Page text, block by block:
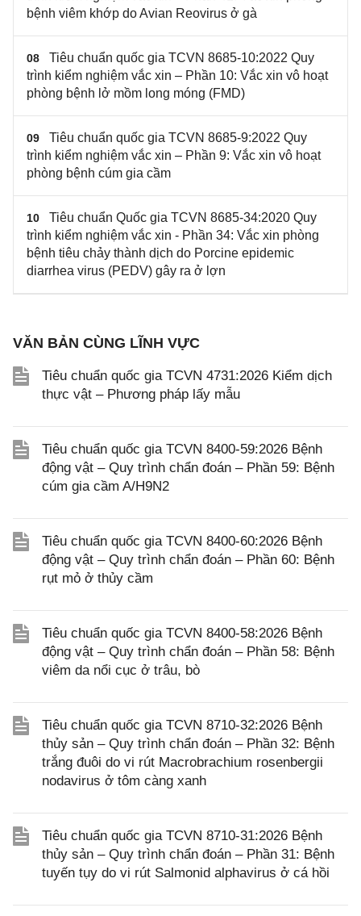
bệnh viêm khớp do Avian Reovirus ở gà
08
Tiêu chuẩn quốc gia TCVN 8685-10:2022 Quy
trình kiểm nghiệm vắc xin – Phần 10: Vắc xin vô hoạt
phòng bệnh lở mồm long móng (FMD)
09
Tiêu chuẩn quốc gia TCVN 8685-9:2022 Quy
trình kiểm nghiệm vắc xin – Phần 9: Vắc xin vô hoạt
phòng bệnh cúm gia cầm
10
Tiêu chuẩn Quốc gia TCVN 8685-34:2020 Quy
trình kiểm nghiệm vắc xin - Phần 34: Vắc xin phòng
bệnh tiêu chảy thành dịch do Porcine epidemic
diarrhea virus (PEDV) gây ra ở lợn
VĂN BẢN CÙNG LĨNH VỰC
Tiêu chuẩn quốc gia TCVN 4731:2026 Kiểm dịch
thực vật – Phương pháp lấy mẫu
Tiêu chuẩn quốc gia TCVN 8400-59:2026 Bệnh
động vật – Quy trình chẩn đoán – Phần 59: Bệnh
cúm gia cầm A/H9N2
Tiêu chuẩn quốc gia TCVN 8400-60:2026 Bệnh
động vật – Quy trình chẩn đoán – Phần 60: Bệnh
rụt mỏ ở thủy cầm
Tiêu chuẩn quốc gia TCVN 8400-58:2026 Bệnh
động vật – Quy trình chẩn đoán – Phần 58: Bệnh
viêm da nổi cục ở trâu, bò
Tiêu chuẩn quốc gia TCVN 8710-32:2026 Bệnh
thủy sản – Quy trình chẩn đoán – Phần 32: Bệnh
trắng đuôi do vi rút Macrobrachium rosenbergii
nodavirus ở tôm càng xanh
Tiêu chuẩn quốc gia TCVN 8710-31:2026 Bệnh
thủy sản – Quy trình chẩn đoán – Phần 31: Bệnh
tuyến tụy do vi rút Salmonid alphavirus ở cá hồi